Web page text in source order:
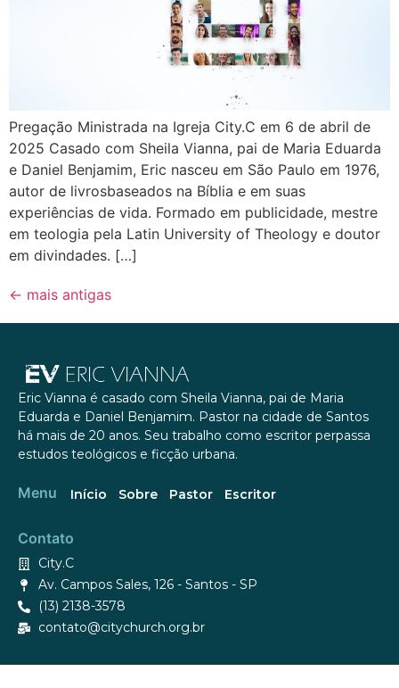
Pregação Ministrada na Igreja City.C em 6 de abril de
2025 Casado com Sheila Vianna, pai de Maria Eduarda
e Daniel Benjamim, Eric nasceu em São Paulo em 1976,
autor de livrosbaseados na Bíblia e em suas
experiências de vida. Formado em publicidade, mestre
em teologia pela Latin University of Theology e doutor
em divindades. […]
← mais antigas
Eric Vianna é casado com Sheila Vianna, pai de Maria
Eduarda e Daniel Benjamim. Pastor na cidade de Santos
há mais de 20 anos. Seu trabalho como escritor perpassa
estudos teológicos e ficção urbana.
Menu Início Sobre Pastor Escritor
Contato
City.C
Av. Campos Sales, 126 - Santos - SP
(13) 2138-3578
contato@citychurch.org.br